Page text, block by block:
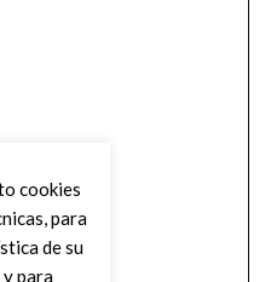
cookies
para
de su
para